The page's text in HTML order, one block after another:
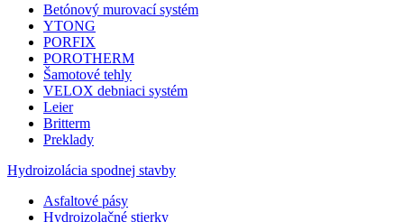
Betónový murovací systém
YTONG
PORFIX
POROTHERM
Šamotové tehly
VELOX debniaci systém
Leier
Britterm
Preklady
Hydroizolácia spodnej stavby
Asfaltové pásy
Hydroizolačné stierky